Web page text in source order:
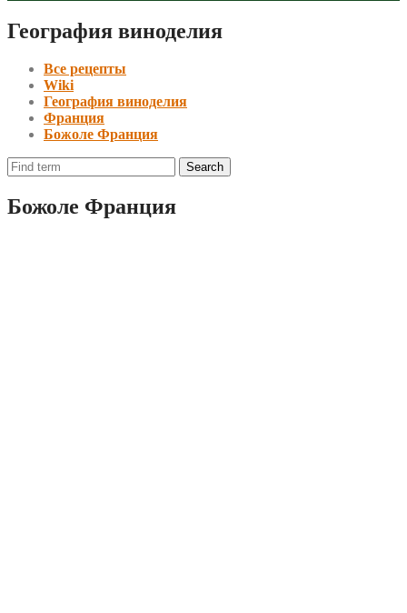
География виноделия
Все рецепты
Wiki
География виноделия
Франция
Божоле Франция
Божоле Франция